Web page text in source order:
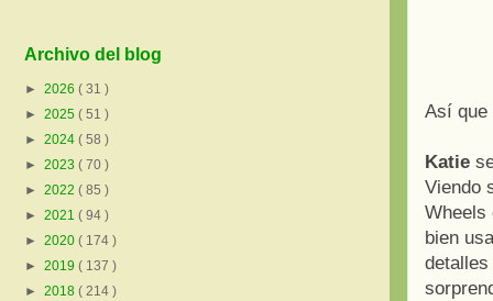
Así que
Katie
Viendo
Wheels
bien
Archivo del blog
► 2026 ( 31 )
► 2025 ( 51 )
► 2024 ( 58 )
► 2023 ( 70 )
► 2022 ( 85 )
► 2021 ( 94 )
► 2020 ( 174 )
► 2019 ( 137 )
► 2018 ( 214 )